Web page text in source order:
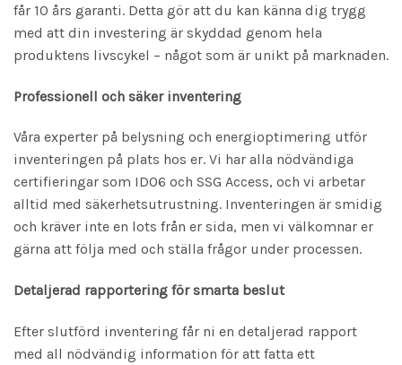
får 10 års garanti. Detta gör att du kan känna dig trygg
med att din investering är skyddad genom hela
produktens livscykel – något som är unikt på marknaden.
Professionell och säker inventering
Våra experter på belysning och energioptimering utför
inventeringen på plats hos er. Vi har alla nödvändiga
certifieringar som ID06 och SSG Access, och vi arbetar
alltid med säkerhetsutrustning. Inventeringen är smidig
och kräver inte en lots från er sida, men vi välkomnar er
gärna att följa med och ställa frågor under processen.
Detaljerad rapportering för smarta beslut
Efter slutförd inventering får ni en detaljerad rapport
med all nödvändig information för att fatta ett